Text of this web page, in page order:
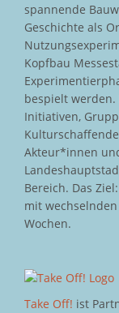
spannende
Geschichte als
Kopfbau
bespielt werden.
Initiativen,
Akteur*innen
Bereich. Das
mit
Wochen.
Take Off! ist